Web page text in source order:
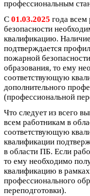
профессиональным
С 01.03.2025 года всем
безопасности
квалификацию.
подтверждается
пожарной
образования, то ему
соответствующую
дополнительного
(профессиональной
Что следует из всего
всем работникам в
соответствующую
квалификации
в области ПБ. Если
то ему необходимо
квалификацию в
профессионального
переподготовки).